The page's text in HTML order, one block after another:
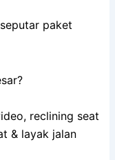
paket
reclining seat
& layak jalan